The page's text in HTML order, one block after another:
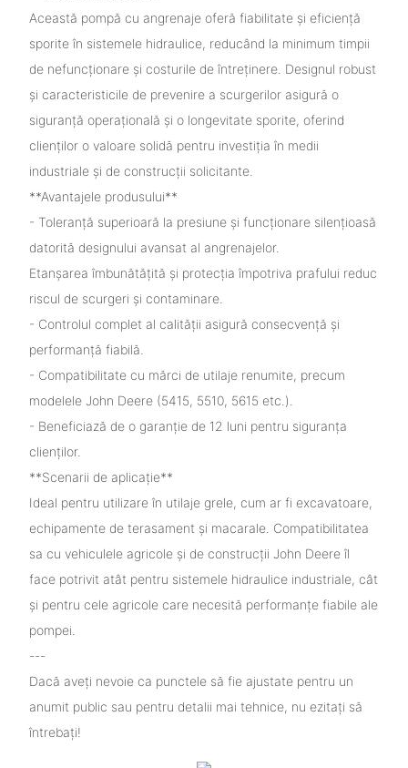
Această pompă cu angrenaje oferă fiabilitate și eficiență
sporite în sistemele hidraulice, reducând la minimum timpii
de nefuncționare și costurile de întreținere. Designul robust
și caracteristicile de prevenire a scurgerilor asigură o
siguranță operațională și o longevitate sporite, oferind
clienților o valoare solidă pentru investiția în medii
industriale și de construcții solicitante.
**Avantajele produsului**
- Toleranță superioară la presiune și funcționare silențioasă
datorită designului avansat al angrenajelor.
Etanșarea îmbunătățită și protecția împotriva prafului reduc
riscul de scurgeri și contaminare.
- Controlul complet al calității asigură consecvență și
performanță fiabilă.
- Compatibilitate cu mărci de utilaje renumite, precum
modelele John Deere (5415, 5510, 5615 etc.).
- Beneficiază de o garanție de 12 luni pentru siguranța
clienților.
**Scenarii de aplicație**
Ideal pentru utilizare în utilaje grele, cum ar fi excavatoare,
echipamente de terasament și macarale. Compatibilitatea
sa cu vehiculele agricole și de construcții John Deere îl
face potrivit atât pentru sistemele hidraulice industriale, cât
și pentru cele agricole care necesită performanțe fiabile ale
pompei.
---
Dacă aveți nevoie ca punctele să fie ajustate pentru un
anumit public sau pentru detalii mai tehnice, nu ezitați să
întrebați!